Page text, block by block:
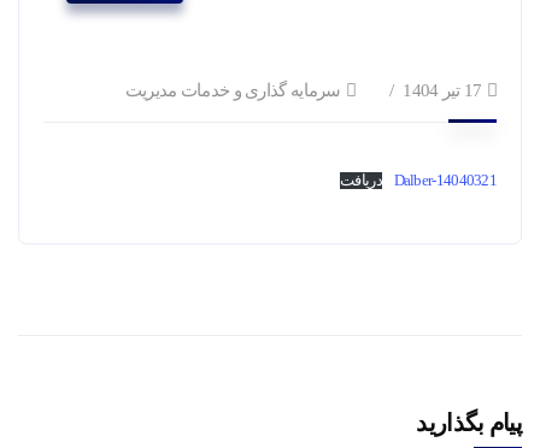
17 تیر 1404 سرمایه گذاری و خدمات مدیریت
Dalber-14040321 دریافت
پیام بگذارید